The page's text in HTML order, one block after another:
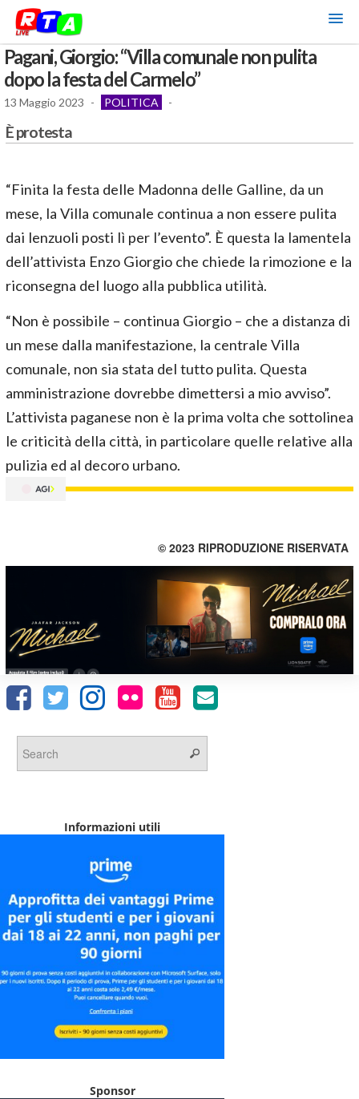
Pagani, Giorgio: “Villa comunale non pulita
dopo la festa del Carmelo”
13 Maggio 2023 - POLITICA -
È protesta
“Finita la festa delle Madonna delle Galline, da un
mese, la Villa comunale continua a non essere pulita
dai lenzuoli posti lì per l’evento”. È questa la lamentela
dell’attivista Enzo Giorgio che chiede la rimozione e la
riconsegna del luogo alla pubblica utilità.
“Non è possibile – continua Giorgio – che a distanza di
un mese dalla manifestazione, la centrale Villa
comunale, non sia stata del tutto pulita. Questa
amministrazione dovrebbe dimettersi a mio avviso”.
L’attivista paganese non è la prima volta che sottolinea
le criticità della città, in particolare quelle relative alla
pulizia ed al decoro urbano.
© 2023 RIPRODUZIONE RISERVATA
Informazioni utili
Sponsor